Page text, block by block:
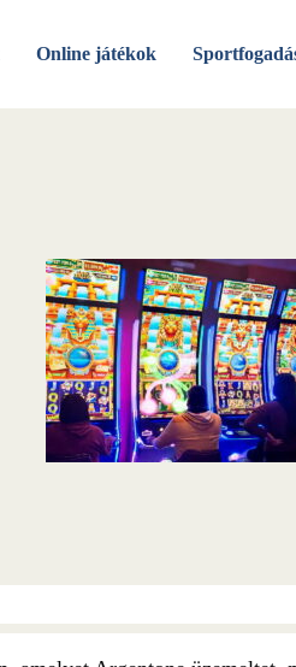
Online játékok